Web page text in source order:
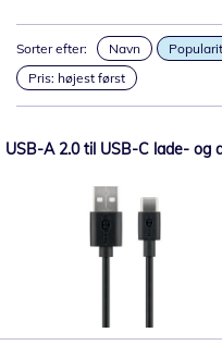
Sorter efter: Navn
Pris: højest først
USB-A 2.0 til USB-C lade- og